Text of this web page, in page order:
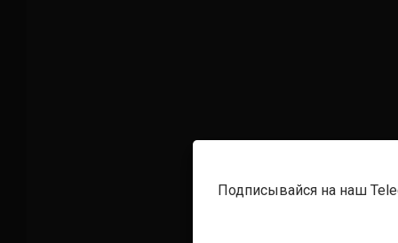
Подписывайся на наш